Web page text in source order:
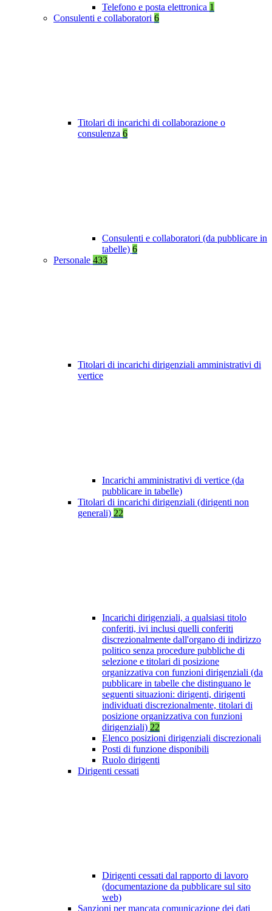
Telefono e posta elettronica 1
Consulenti e collaboratori 6
Titolari di incarichi di collaborazione o
consulenza 6
Consulenti e collaboratori (da pubblicare in
tabelle) 6
Personale 433
Titolari di incarichi dirigenziali amministrativi di
vertice
Incarichi amministrativi di vertice (da
pubblicare in tabelle)
Titolari di incarichi dirigenziali (dirigenti non
generali) 22
Incarichi dirigenziali, a qualsiasi titolo
conferiti, ivi inclusi quelli conferiti
discrezionalmente dall'organo di indirizzo
politico senza procedure pubbliche di
selezione e titolari di posizione
organizzativa con funzioni dirigenziali (da
pubblicare in tabelle che distinguano le
seguenti situazioni: dirigenti, dirigenti
individuati discrezionalmente, titolari di
posizione organizzativa con funzioni
dirigenziali) 22
Elenco posizioni dirigenziali discrezionali
Posti di funzione disponibili
Ruolo dirigenti
Dirigenti cessati
Dirigenti cessati dal rapporto di lavoro
(documentazione da pubblicare sul sito
web)
Sanzioni per mancata comunicazione dei dati